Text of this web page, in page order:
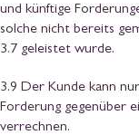
und künftige
solche nicht bereits
3.7 geleistet wurde.
3.9 Der Kunde kann
Forderung gegenüber
verrechnen.